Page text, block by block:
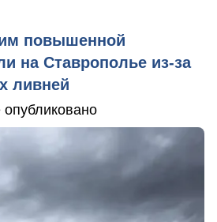
повышенной
на Ставрополье из-за
ливней